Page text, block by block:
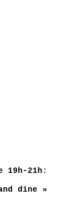
19h-21h:
dine »